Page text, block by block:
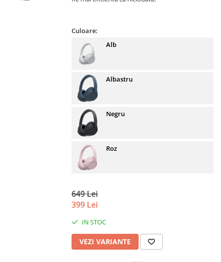
Culoare:
Alb
Albastru
Negru
Roz
649 Lei
399 Lei
IN STOC
VEZI VARIANTE